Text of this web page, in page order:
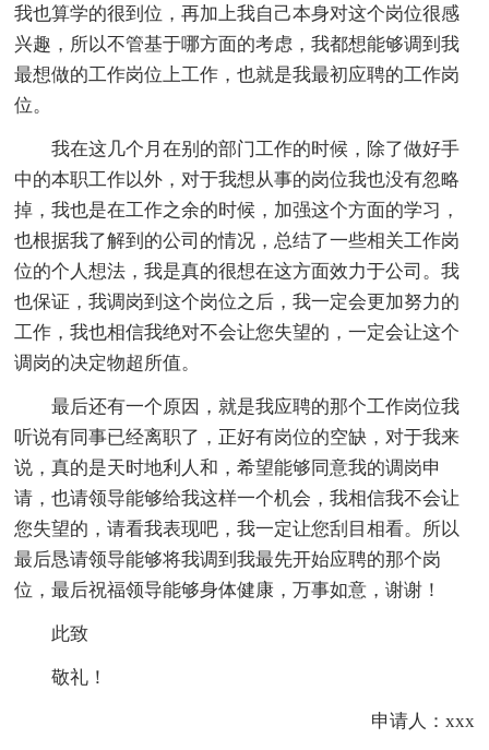
我也算学的很到位，再加上我自己本身对这个岗位很感
兴趣，所以不管基于哪方面的考虑，我都想能够调到我
最想做的工作岗位上工作，也就是我最初应聘的工作岗
位。
我在这几个月在别的部门工作的时候，除了做好手
中的本职工作以外，对于我想从事的岗位我也没有忽略
掉，我也是在工作之余的时候，加强这个方面的学习，
也根据我了解到的公司的情况，总结了一些相关工作岗
位的个人想法，我是真的很想在这方面效力于公司。我
也保证，我调岗到这个岗位之后，我一定会更加努力的
工作，我也相信我绝对不会让您失望的，一定会让这个
调岗的决定物超所值。
最后还有一个原因，就是我应聘的那个工作岗位我
听说有同事已经离职了，正好有岗位的空缺，对于我来
说，真的是天时地利人和，希望能够同意我的调岗申
请，也请领导能够给我这样一个机会，我相信我不会让
您失望的，请看我表现吧，我一定让您刮目相看。所以
最后恳请领导能够将我调到我最先开始应聘的那个岗
位，最后祝福领导能够身体健康，万事如意，谢谢！
此致
敬礼！
申请人：xxx